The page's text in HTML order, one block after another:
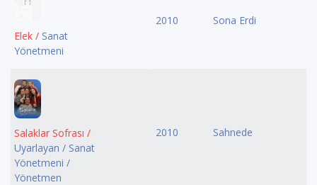
Elek / Sanat
Yönetmeni
2010 Sona Erdi
Salaklar Sofrası /
Uyarlayan / Sanat
Yönetmeni /
Yönetmen
2010 Sahnede